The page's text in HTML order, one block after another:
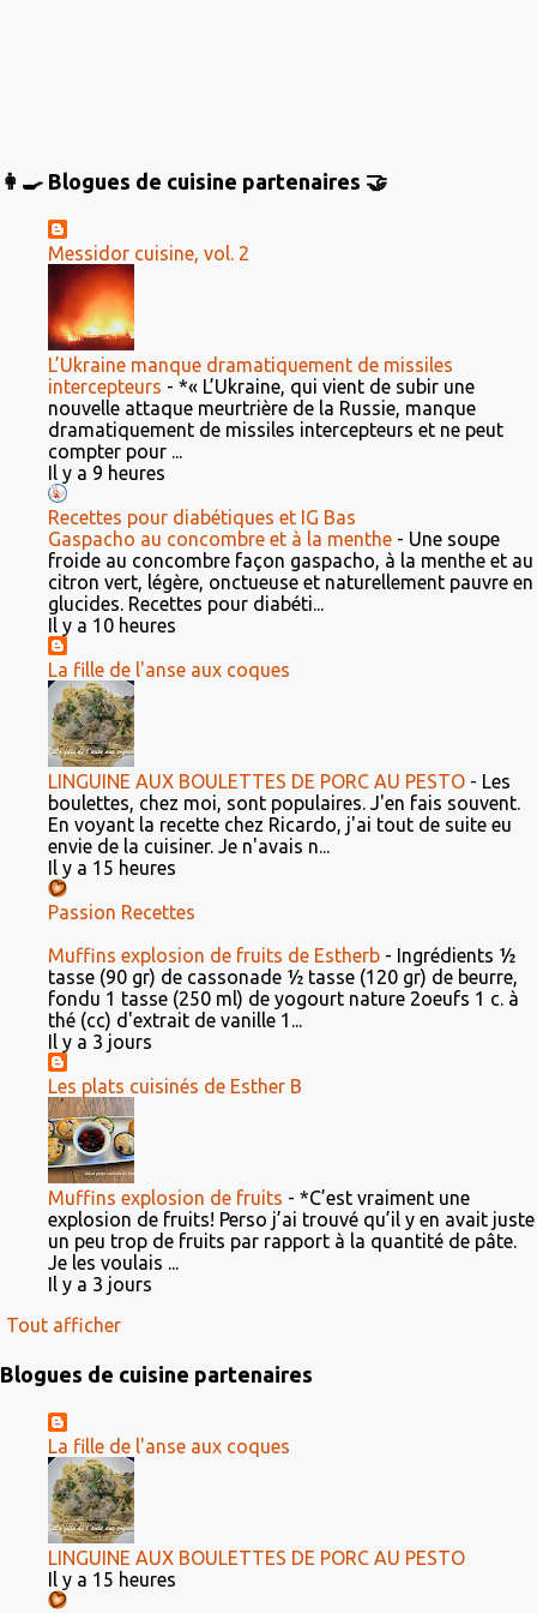
👩‍🍳 Blogues de cuisine partenaires 🤝
Messidor cuisine, vol. 2
L’Ukraine manque dramatiquement de missiles
intercepteurs - *« L’Ukraine, qui vient de subir une
nouvelle attaque meurtrière de la Russie, manque
dramatiquement de missiles intercepteurs et ne peut
compter pour ...
Il y a 9 heures
Recettes pour diabétiques et IG Bas
Gaspacho au concombre et à la menthe - Une soupe
froide au concombre façon gaspacho, à la menthe et au
citron vert, légère, onctueuse et naturellement pauvre en
glucides. Recettes pour diabéti...
Il y a 10 heures
La fille de l'anse aux coques
LINGUINE AUX BOULETTES DE PORC AU PESTO - Les
boulettes, chez moi, sont populaires. J'en fais souvent.
En voyant la recette chez Ricardo, j'ai tout de suite eu
envie de la cuisiner. Je n'avais n...
Il y a 15 heures
Passion Recettes
Muffins explosion de fruits de Estherb - Ingrédients ½
tasse (90 gr) de cassonade ½ tasse (120 gr) de beurre,
fondu 1 tasse (250 ml) de yogourt nature 2oeufs 1 c. à
thé (cc) d'extrait de vanille 1...
Il y a 3 jours
Les plats cuisinés de Esther B
Muffins explosion de fruits - *C’est vraiment une
explosion de fruits! Perso j’ai trouvé qu’il y en avait juste
un peu trop de fruits par rapport à la quantité de pâte.
Je les voulais ...
Il y a 3 jours
Tout afficher
Blogues de cuisine partenaires
La fille de l'anse aux coques
LINGUINE AUX BOULETTES DE PORC AU PESTO
Il y a 15 heures